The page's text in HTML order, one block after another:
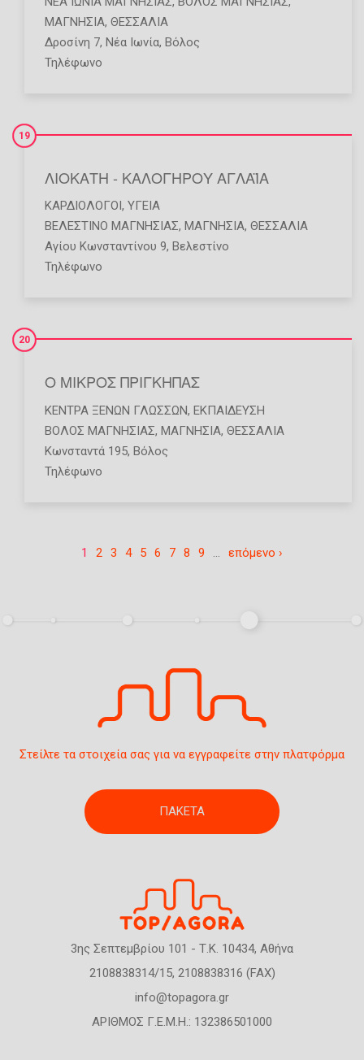
ΜΑΓΝΗΣΙΑ, ΘΕΣΣΑΛΙΑ
Δροσίνη 7, Νέα Ιωνία, Βόλος
Τηλέφωνο
ΛΙΟΚΑΤΗ - ΚΑΛΟΓΗΡΟΥ ΑΓΛΑΪΑ
19
ΚΑΡΔΙΟΛΌΓΟΙ, ΥΓΕΊΑ
ΒΕΛΕΣΤΙΝΟ ΜΑΓΝΗΣΙΑΣ, ΜΑΓΝΗΣΙΑ, ΘΕΣΣΑΛΙΑ
Αγίου Κωνσταντίνου 9, Βελεστίνο
Τηλέφωνο
Ο ΜΙΚΡΟΣ ΠΡΙΓΚΗΠΑΣ
20
ΚΈΝΤΡΑ ΞΈΝΩΝ ΓΛΩΣΣΏΝ, ΕΚΠΑΊΔΕΥΣΗ
ΒΟΛΟΣ ΜΑΓΝΗΣΙΑΣ, ΜΑΓΝΗΣΙΑ, ΘΕΣΣΑΛΙΑ
Κωνσταντά 195, Βόλος
Τηλέφωνο
1 2 3 4 5 6 7 8 9 … επόμενο ›
Στείλτε τα στοιχεία σας για να εγγραφείτε στην πλατφόρμα
ΠΑΚΕΤΑ
3ης Σεπτεμβρίου 101 - Τ.Κ. 10434, Αθήνα
2108838314/15, 2108838316 (FAX)
info@topagora.gr
ΑΡΙΘΜΟΣ Γ.Ε.Μ.Η.: 132386501000